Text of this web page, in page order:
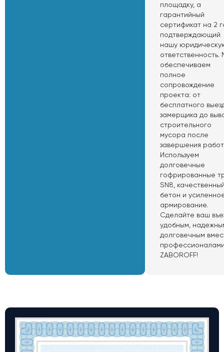
площадку, а
гарантийный
сертификат на 2
подтверждающий
нашу
ответственность.
обеспечиваем
полное
сопровождение
проекта: от
бесплатного
замерщика до
строительного
мусора после
завершения
Используем
долговечные
гофрированные
SN8,
бетон и
армирование.
Сделайте ваш
удобным,
долговечным
ZABOROFF!